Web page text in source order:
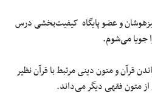
و عضو پایگاه کیفیت‌بخشی درس
جویا می‌شوم.
قرآن و متون دینی مرتبط با قرآن نظیر
متون فقهی دیگر می‌داند.